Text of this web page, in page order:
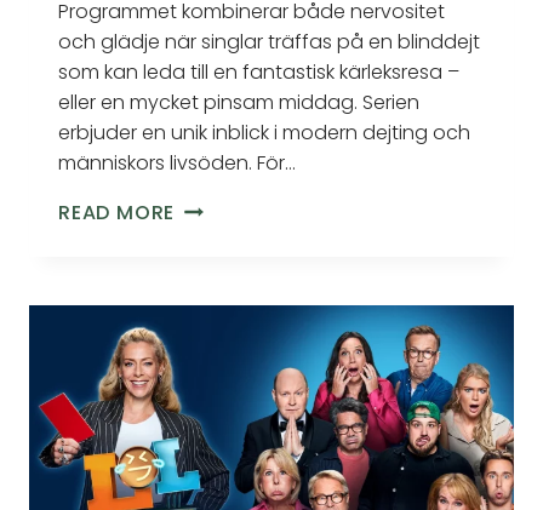
Programmet kombinerar både nervositet
och glädje när singlar träffas på en blinddejt
som kan leda till en fantastisk kärleksresa –
eller en mycket pinsam middag. Serien
erbjuder en unik inblick i modern dejting och
människors livsöden. För…
READ MORE